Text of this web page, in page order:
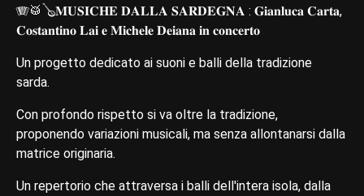
🪗🥁🪕𝐌𝐔𝐒𝐈𝐂𝐇𝐄 𝐃𝐀𝐋𝐋𝐀 𝐒𝐀𝐑𝐃𝐄𝐆𝐍𝐀 : 𝐆𝐢𝐚𝐧𝐥𝐮𝐜𝐚 𝐂𝐚𝐫𝐭𝐚,
𝐂𝐨𝐬𝐭𝐚𝐧𝐭𝐢𝐧𝐨 𝐋𝐚𝐢 𝐞 𝐌𝐢𝐜𝐡𝐞𝐥𝐞 𝐃𝐞𝐢𝐚𝐧𝐚 𝐢𝐧 𝐜𝐨𝐧𝐜𝐞𝐫𝐭𝐨
Un progetto dedicato ai suoni e balli della tradizione
sarda.
Con profondo rispetto si va oltre la tradizione,
proponendo variazioni musicali, ma senza allontanarsi dalla
matrice originaria.
Un repertorio che attraversa i balli dell'intera isola, dalla